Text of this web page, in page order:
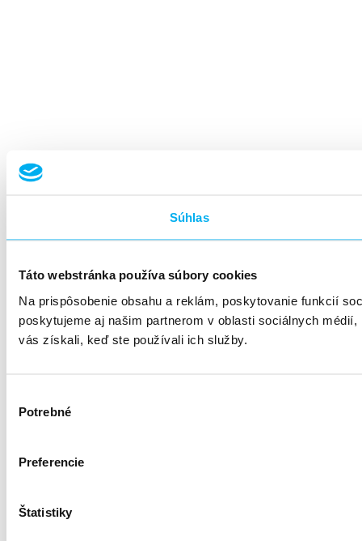
Súhlas
Táto webstránka používa súbory cookies
Na prispôsobenie obsahu a reklám, poskytovanie funkcií
poskytujeme aj našim partnerom v oblasti sociálnych
vás získali, keď ste používali ich služby.
súhlasu
Potrebné
Preferencie
Štatistiky